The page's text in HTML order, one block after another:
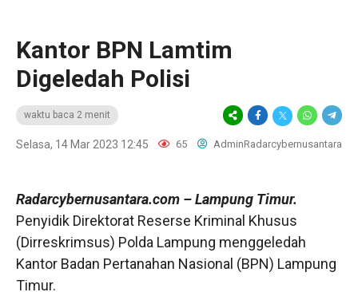
Kantor BPN Lamtim
Digeledah Polisi
waktu baca 2 menit
Selasa, 14 Mar 2023 12:45 65 AdminRadarcybernusantara
Radarcybernusantara.com – Lampung Timur.
Penyidik Direktorat Reserse Kriminal Khusus
(Dirreskrimsus) Polda Lampung menggeledah
Kantor Badan Pertanahan Nasional (BPN) Lampung
Timur.